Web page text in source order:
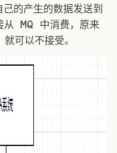
的产生的数据发送到
从 MQ 中消费，原来
可以不接受。